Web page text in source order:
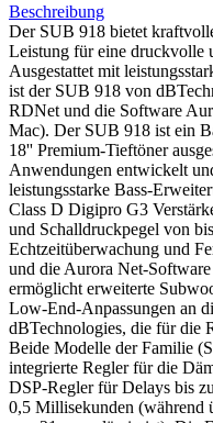
Beschreibung
Der SUB 918 bietet
Leistung für eine druckvolle
Ausgestattet mit
ist der SUB 918 von
RDNet und die Software
Mac). Der SUB 918 ist ein
18'' Premium-Tieftöner
Anwendungen entwickelt
leistungsstarke Bass-
Class D Digipro G3
und Schalldruckpegel von
Echtzeitüberwachung und
und die Aurora Net-
ermöglicht erweiterte
Low-End-Anpassungen an
dBTechnologies, die für die
Beide Modelle der Familie
integrierte Regler für die
DSP-Regler für Delays bis
0,5 Millisekunden (während